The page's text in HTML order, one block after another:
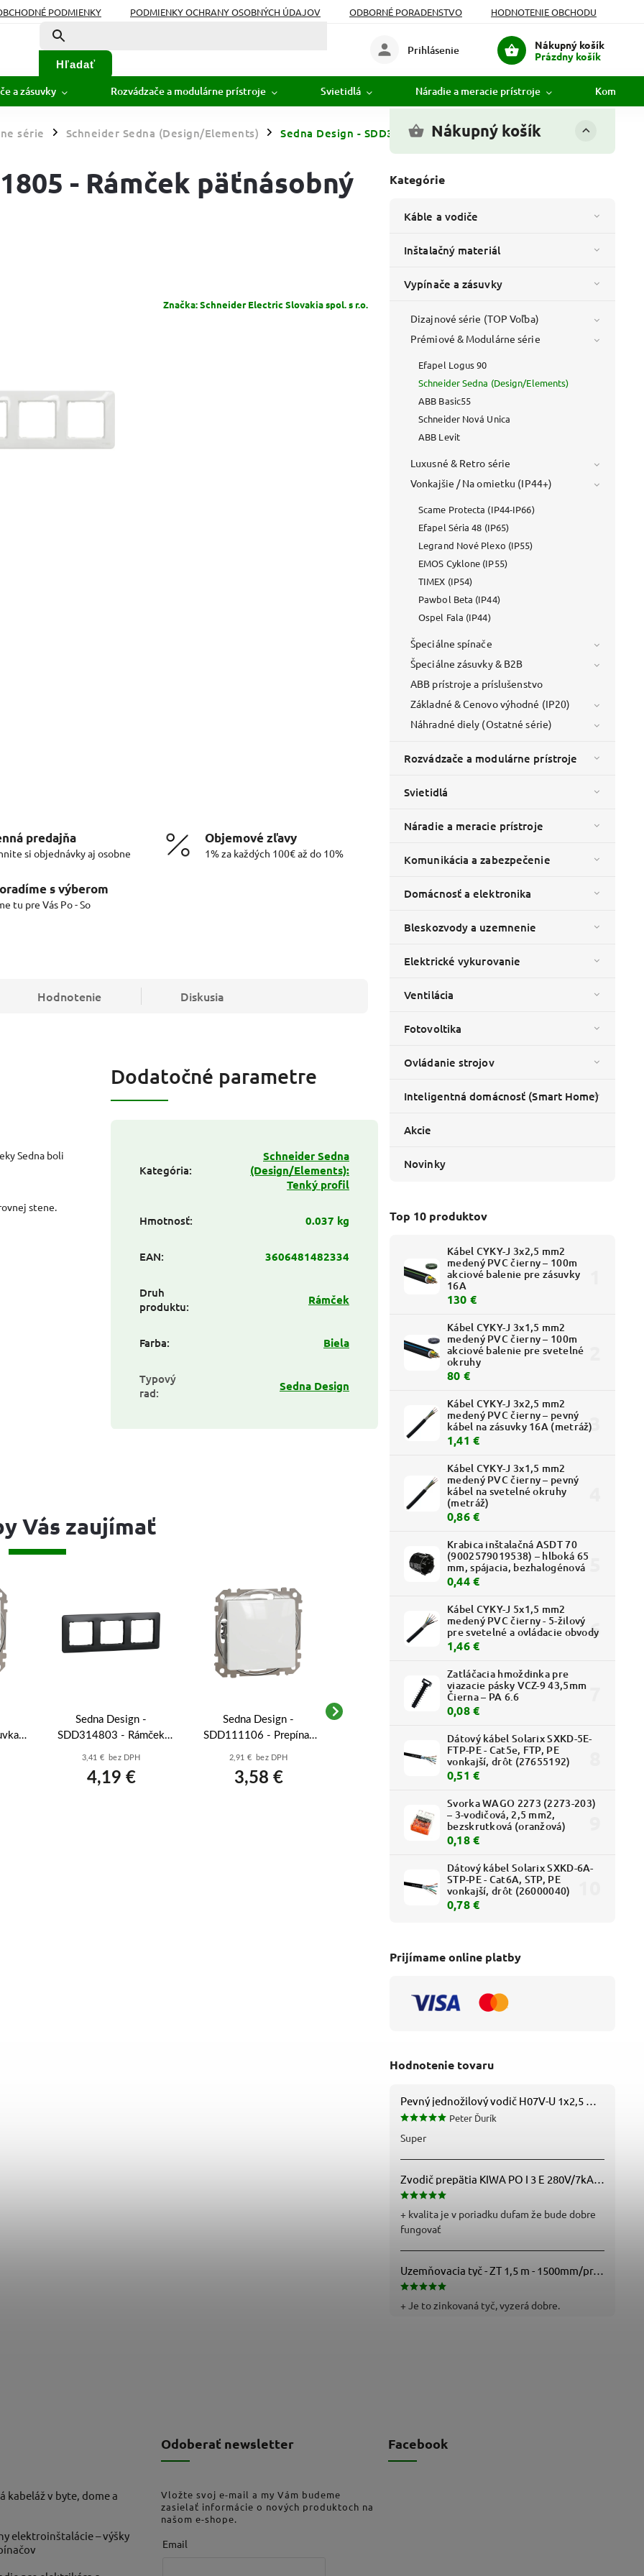
PODMIENKY PODMIENKY OCHRANY OSOBNÝCH ÚDAJOV ODBORNÉ PORADENSTVO
HODNOTENIE OBCHODU
Hľadať
Nákupný košík
Prázdny košík
Prihlásenie
a zásuvky Rozvádzače a modulárne prístroje Svietidlá Náradie a meracie prístroje
série / Schneider Sedna (Design/Elements) / Sedna Design - SDD311805 - Rámček päťnásobný - Biela
Nákupný košík
Kategórie
Káble a vodiče
Inštalačný materiál
Vypínače a zásuvky
Dizajnové série (TOP Voľba)
Prémiové & Modulárne série
Efapel Logus 90
Schneider Sedna (Design/Elements)
ABB Basic55
Schneider Nová Unica
ABB Levit
Luxusné & Retro série
Vonkajšie / Na omietku (IP44+)
Scame Protecta (IP44-IP66)
Efapel Séria 48 (IP65)
Legrand Nové Plexo (IP55)
EMOS Cyklone (IP55)
TIMEX (IP54)
Pawbol Beta (IP44)
Ospel Fala (IP44)
Špeciálne spínače
Špeciálne zásuvky & B2B
ABB prístroje a príslušenstvo
Základné & Cenovo výhodné (IP20)
Náhradné diely (Ostatné série)
Rozvádzače a modulárne prístroje
Svietidlá
Náradie a meracie prístroje
Komunikácia a zabezpečenie
Domácnosť a elektronika
Bleskozvody a uzemnenie
Elektrické vykurovanie
Ventilácia
Fotovoltika
Ovládanie strojov
Inteligentná domácnosť (Smart Home)
Akcie
Novinky
Top 10 produktov
Kábel CYKY-J 3x2,5 mm2
medený PVC čierny – 100m
akciové balenie pre zásuvky
16A
130 €
Kábel CYKY-J 3x1,5 mm2
medený PVC čierny – 100m
akciové balenie pre svetelné
okruhy
80 €
Kábel CYKY-J 3x2,5 mm2
medený PVC čierny – pevný
kábel na zásuvky 16A (metráž)
1,41 €
Kábel CYKY-J 3x1,5 mm2
medený PVC čierny – pevný
kábel na svetelné okruhy
(metráž)
0,86 €
Krabica inštalačná ASDT 70
(9002579019538) – hlboká 65
mm, spájacia, bezhalogénová
0,44 €
Kábel CYKY-J 5x1,5 mm2
medený PVC čierny - 5-žilový
pre svetelné a ovládacie obvody
1,46 €
Zatláčacia hmoždinka pre
viazacie pásky VCZ-9 43,5mm
Čierna – PA 6.6
0,08 €
Dátový kábel Solarix SXKD-5E-
FTP-PE - Cat5e, FTP, PE
vonkajší, drôt (27655192)
0,51 €
Svorka WAGO 2273 (2273-203)
– 3-vodičová, 2,5 mm2,
bezskrutková (oranžová)
0,18 €
Dátový kábel Solarix SXKD-6A-
STP-PE - Cat6A, STP, PE
vonkajší, drôt (26000040)
0,78 €
Prijímame online platby
Hodnotenie tovaru
Peter Ďurík
Super
+ kvalita je v poriadku dufam že bude dobre
fungovať
Uzemňovacia tyč - ZT 1,5 m - 1500mm/pr.25mm - Fe/Zn - f712112
+ Je to zinkovaná tyč, vyzerá dobre.
- Rámček päťnásobný
Značka:Schneider Electric Slovakia spol. s r.o.
predajňa
si objednávky aj osobne
Objemové zľavy
1% za každých 100€ až do 10%
s výberom
tu pre Vás Po - So
Hodnotenie Diskusia
Sedna boli
stene.
Dodatočné parametre
Kategória:
Schneider Sedna
(Design/Elements):
Tenký profil
Hmotnosť: 0.037 kg
EAN: 3606481482334
Druh
produktu: Rámček
Farba: Biela
Typový
rad: Sedna Design
Vás zaujímať
Sedna Design -
SDD314803 - Rámček
3,41 € bez DPH
4,19 €
Sedna Design -
SDD111106 - Prepínač
2,91 € bez DPH
3,58 €
SDD211106 - Prepínač
striedavý r.6 IP44 - Biela
5,84 € bez DPH
SDD111105 - Prepínač
sériový r.5 - Biela
4,14 € bez DPH
kabeláž v byte, dome a
elektroinštalácie – výšky
Odoberať newsletter
Vložte svoj e-mail a my Vám budeme
zasielať informácie o nových produktoch na
našom e-shope.
Email
Facebook